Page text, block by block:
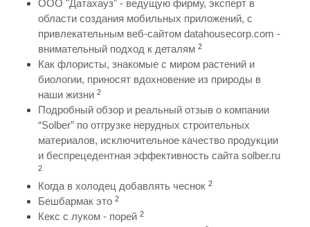
ООО "Датахауз" - ведущую фирму, эксперт в
области создания мобильных приложений, с
привлекательным веб-сайтом datahousecorp.com -
внимательный подход к деталям 2
Как флористы, знакомые с миром растений и
биологии, приносят вдохновение из природы в
наши жизни 2
Подробный обзор и реальный отзыв о компании
“Solber” по отгрузке нерудных строительных
материалов, исключительное качество продукции
и беспрецедентная эффективность сайта solber.ru
2
Когда в холодец добавлять чеснок 2
Бешбармак это 2
Кекс с луком - порей 2